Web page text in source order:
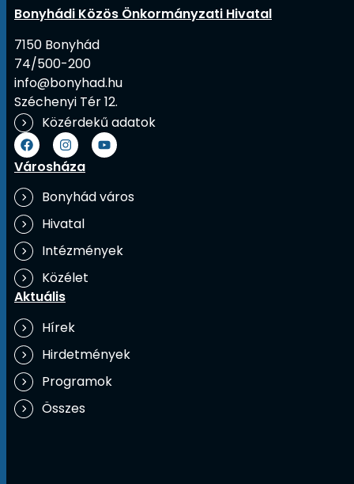
Bonyhádi Közös Önkormányzati Hivatal
7150 Bonyhád
74/500-200
info@bonyhad.hu
Széchenyi Tér 12.
Közérdekű adatok
Városháza
Bonyhád város
Hivatal
Intézmények
Közélet
Aktuális
Hírek
Hirdetmények
Programok
Összes